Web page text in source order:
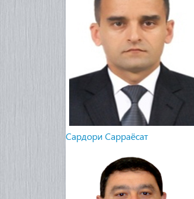
Cардори Сарраёсат